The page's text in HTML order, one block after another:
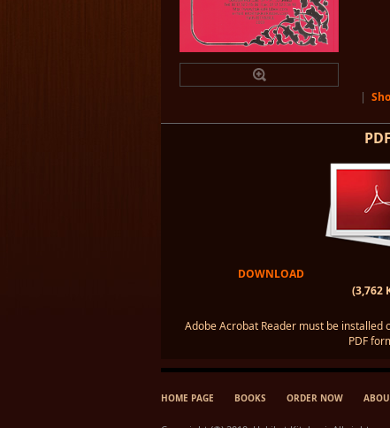
|
PDF
DOWNLOAD
(3,762
Adobe Acrobat Reader must be
PDF
HOME PAGE BOOKS ORDER NOW